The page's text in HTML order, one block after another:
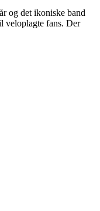
og det ikoniske band
veloplagte fans. Der